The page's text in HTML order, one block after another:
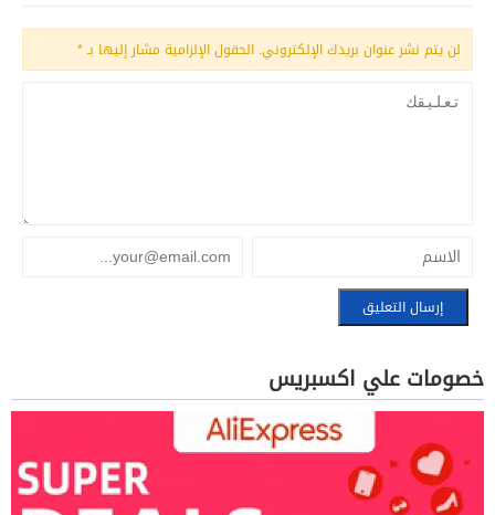
لن يتم نشر عنوان بريدك الإلكتروني. الحقول الإلزامية مشار إليها بـ*
خصومات علي اكسبريس